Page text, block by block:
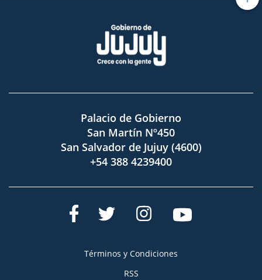
Palacio de Gobierno
San Martín Nº450
San Salvador de Jujuy (4600)
+54 388 4239400
Términos y Condiciones
RSS